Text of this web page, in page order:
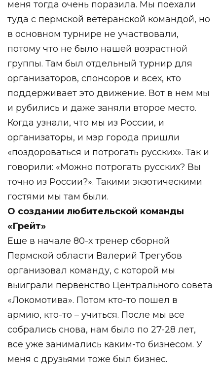
меня тогда очень поразила. Мы поехали
туда с пермской ветеранской командой, но
в основном турнире не участвовали,
потому что не было нашей возрастной
группы. Там был отдельный турнир для
организаторов, спонсоров и всех, кто
поддерживает это движение. Вот в нем мы
и рубились и даже заняли второе место.
Когда узнали, что мы из России, и
организаторы, и мэр города пришли
«поздороваться и потрогать русских». Так и
говорили: «Можно потрогать русских? Вы
точно из России?». Такими экзотическими
гостями мы там были.
О создании любительской команды
«Грейт»
Еще в начале 80-х тренер сборной
Пермской области Валерий Трегубов
организовал команду, с которой мы
выиграли первенство Центрального совета
«Локомотива». Потом кто-то пошел в
армию, кто-то – учиться. После мы все
собрались снова, нам было по 27-28 лет,
все уже занимались каким-то бизнесом. У
меня с друзьями тоже был бизнес.